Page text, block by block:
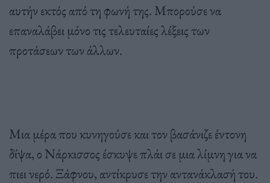
αυτήν εκτός από τη φωνή της. Μπορούσε να
επαναλάβει μόνο τις τελευταίες λέξεις των
προτάσεων των άλλων.
Μια μέρα που κυνηγούσε και τον βασάνιζε έντονη
δίψα, ο Νάρκισσος έσκυψε πλάι σε μια λίμνη για να
πιει νερό. Ξάφνου, αντίκρυσε την αντανάκλασή του.